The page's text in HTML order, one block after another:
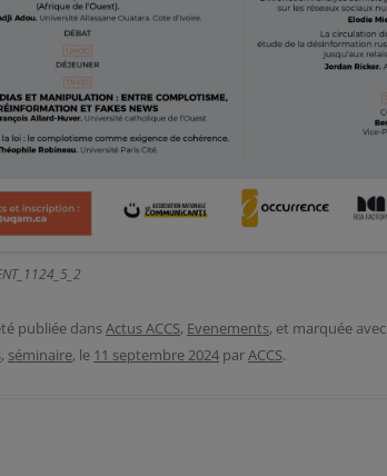
publiée dansActus ACCS, Evenements, et marquée avec
, séminaire, le 11 septembre 2024 parACCS.